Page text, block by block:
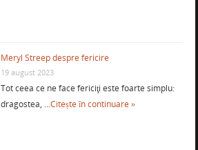
Meryl Streep despre fericire
19 august 2023
Tot ceea ce ne face fericiţi este foarte simplu:
dragostea, …Citește în continuare »